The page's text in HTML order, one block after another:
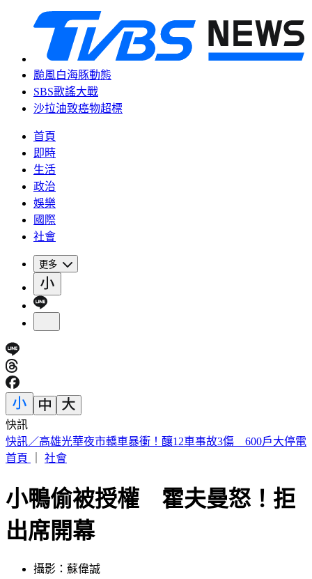
颱風白海豚動態
SBS歌謠大戰
沙拉油致癌物超標
首頁
即時
生活
政治
娛樂
國際
社會
更多
快訊
快訊／高雄光華夜市轎車暴衝！釀12車事故3傷 600戶大停電
首頁
社會
小鴨偷被授權 霍夫曼怒！拒
出席開幕
攝影：蘇偉誠